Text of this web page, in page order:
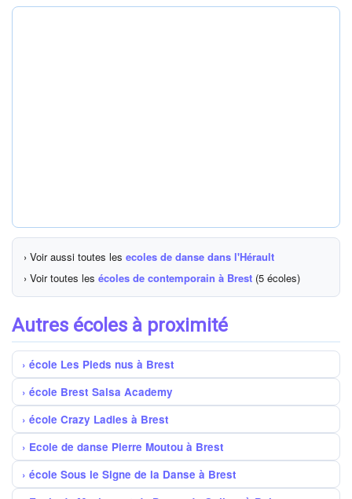
› Voir aussi toutes les ecoles de danse dans l'Hérault
› Voir toutes les écoles de contemporain à Brest (5 écoles)
Autres écoles à proximité
école Les Pieds nus à Brest
école Brest Salsa Academy
école Crazy Ladies à Brest
Ecole de danse Pierre Moutou à Brest
école Sous le Signe de la Danse à Brest